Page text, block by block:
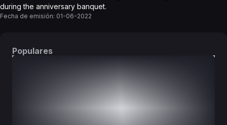
during the anniversary banquet.
Fecha de emisión: 01-06-2022
Populares